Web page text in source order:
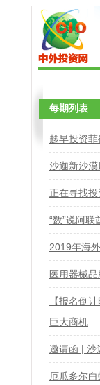
每期列表
趁早投资
沙迦新沙
正在寻找
“数”说阿联
2019年海
医用器械
【报名倒
巨大商机
邀请函 | 沙
厄瓜多尔